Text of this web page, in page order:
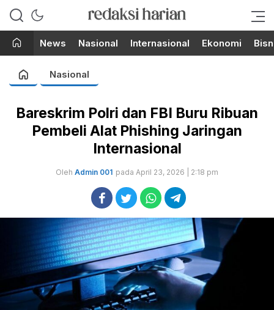
RedaksiHarian.com
Berita Terupdate dari Redaksi
News Nasional Internasional Ekonomi
Nasional
Bareskrim Polri dan FBI Buru Ribuan
Pembeli Alat Phishing Jaringan
Internasional
Oleh Admin 001 pada April 23, 2026 | 2:18 pm